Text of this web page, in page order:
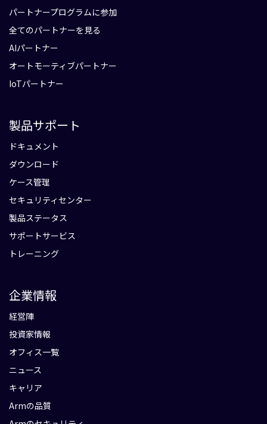
パートナープログラムに参加
全てのパートナーを見る
AIパートナー
オートモーティブパートナー
IoTパートナー
製品サポート
ドキュメント
ダウンロード
ケース管理
セキュリティセンター
製品ステータス
サポートサービス
トレーニング
企業情報
経営陣
投資家情報
オフィス一覧
ニュース
キャリア
Armの品質